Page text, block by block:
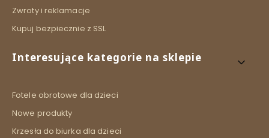
Zwroty i reklamacje
Kupuj bezpiecznie z SSL
Interesujące kategorie na sklepie
Fotele obrotowe dla dzieci
Nowe produkty
Krzesła do biurka dla dzieci